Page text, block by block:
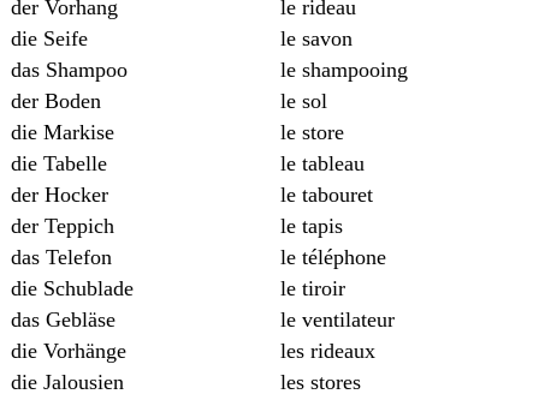
der Vorhang
le rideau
die Seife
le savon
das Shampoo
le shampooing
der Boden
le sol
die Markise
le store
die Tabelle
le tableau
der Hocker
le tabouret
der Teppich
le tapis
das Telefon
le téléphone
die Schublade
le tiroir
das Gebläse
le ventilateur
die Vorhänge
les rideaux
die Jalousien
les stores